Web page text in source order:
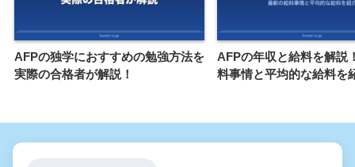
AFPの独学におすすめの勉強方法を
実際の合格者が解説！
AFPの年収と給料を解説
料事情と平均的な給料を